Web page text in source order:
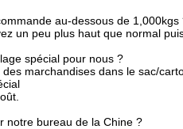
au-dessous de 1,000kgs
un peu plus haut que normal
spécial pour nous ?
marchandises dans le sac/
notre bureau de la Chine ?